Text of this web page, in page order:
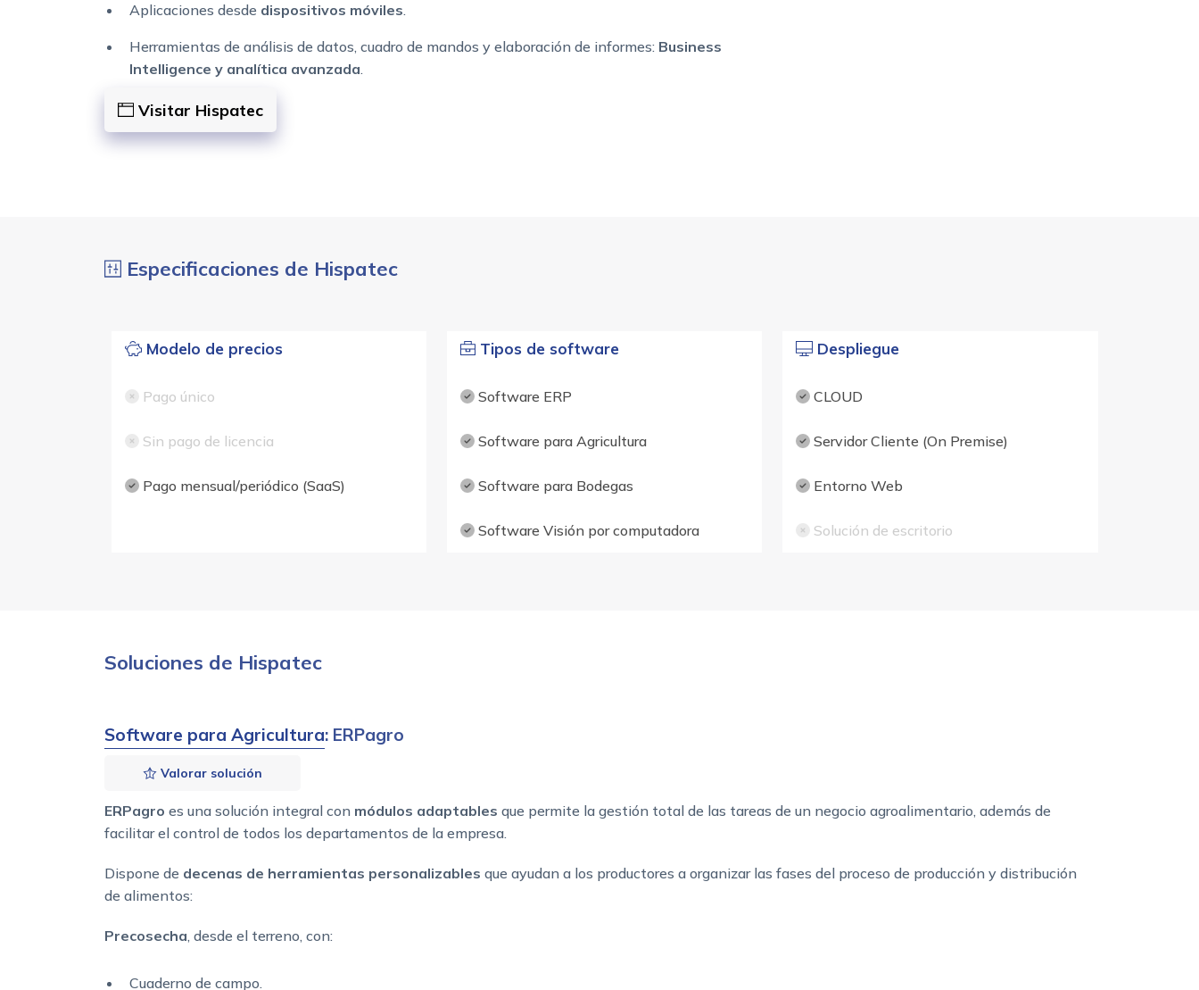
Aplicaciones desde dispositivos móviles.
Herramientas de análisis de datos, cuadro de mandos y elaboración de informes: Business
Intelligence y analítica avanzada.
Visitar Hispatec
Especificaciones de Hispatec
Modelo de precios
Pago único
Sin pago de licencia
Pago mensual/periódico (SaaS)
Tipos de software
Software ERP
Software para Agricultura
Software para Bodegas
Software Visión por computadora
Despliegue
CLOUD
Servidor Cliente (On Premise)
Entorno Web
Solución de escritorio
Soluciones de Hispatec
Software para Agricultura: ERPagro
Valorar solución
ERPagro es una solución integral con módulos adaptables que permite la gestión total de las tareas de un negocio agroalimentario, además de
facilitar el control de todos los departamentos de la empresa.
Dispone de decenas de herramientas personalizables que ayudan a los productores a organizar las fases del proceso de producción y distribución
de alimentos:
Precosecha, desde el terreno, con:
Cuaderno de campo.